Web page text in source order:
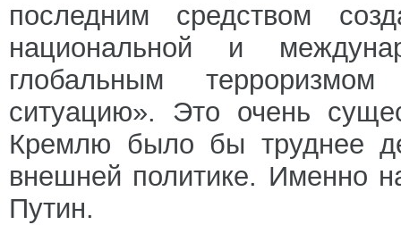
последним средством
национальной и
глобальным
ситуацию». Это очень
Кремлю было бы труднее
внешней политике. Именно
Путин.